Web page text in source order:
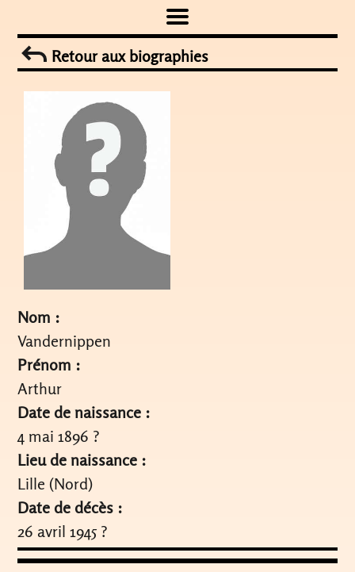
to
contentRetour aux biographies
Nom :
Vandernippen
Prénom :
Arthur
Date de naissance :
4 mai 1896 ?
Lieu de naissance :
Lille (Nord)
Date de décès :
26 avril 1945 ?